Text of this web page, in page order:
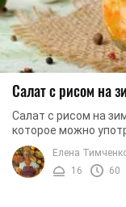
Салат с рисом на
Салат с рисом на
которое можно
и в составе
Елена
16
60